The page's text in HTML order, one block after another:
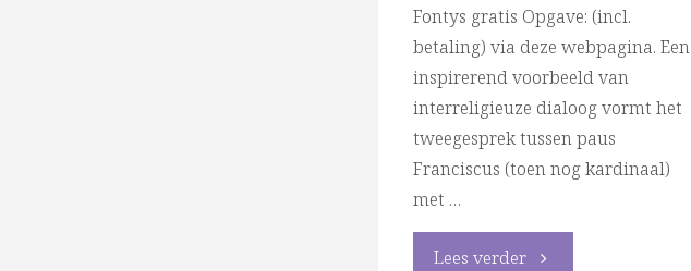
Fontys gratis Opgave: (incl.
betaling) via deze webpagina. Een
inspirerend voorbeeld van
interreligieuze dialoog vormt het
tweegesprek tussen paus
Franciscus (toen nog kardinaal)
met …
Lees verder"‘Voorbij